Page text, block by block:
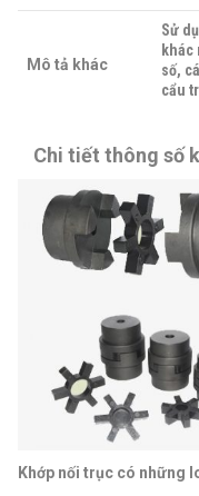
Mô tả khác
Sử
số,
cẩu
Chi tiết thông số
Khớp nối trục có những